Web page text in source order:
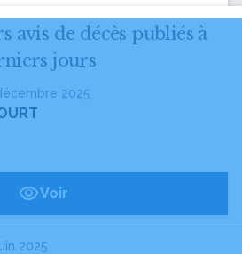
avis de décès publiés à
jours
2025
Voir
2025